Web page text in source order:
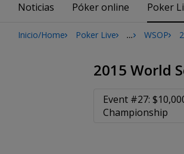
Noticias Póker online Poker
…
Inicio/Home Poker Live WSOP
2015 World
Event #27:
Championship